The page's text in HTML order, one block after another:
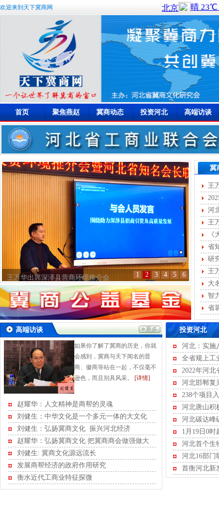
欢迎来到天下冀商网
首页 聚焦燕赵 冀商动态 投资河北 高端访谈
1 2 3 4 5 6
王万华出席深泽县营商环境推介会
冀
王
女主
河
次圆
王
次联《
省
研
王
大
智
省
省装
高端访谈
如果你了解了冀商的历史，你就
会感到，冀商与天下闻名的晋
商、徽商等站在一起，不仅毫不
逊色，而且别具风采。 [详情]
赵耀华：人文精神是商帮的灵魂
刘健生：中华文化是一个多元一体的大文化
刘健生：弘扬冀商文化 振兴河北经济
赵耀华：弘扬冀商文化 把冀商商会做强做大
刘健生: 冀商文化源远流长
发展商帮经济的政府作用研究
衡水近代工商业特征探微
投资河北
河北：实施
全省规上工
2022年河
河北邯郸复
238个项目
重点培育项目
河北唐山积
河北碳达峰
1月19日0时
启动河北首个生
河北16部门
范管理
首衡河北新